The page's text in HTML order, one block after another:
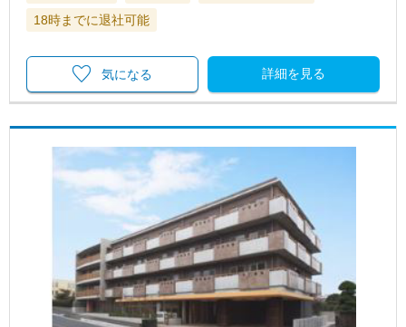
18時までに退社可能
詳細を見る
気になる